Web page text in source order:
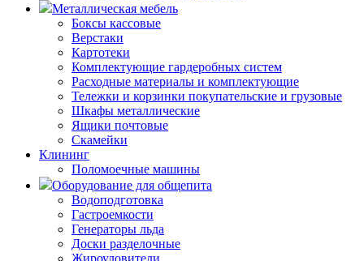
Металлическая мебель
Боксы кассовые
Верстаки
Картотеки
Комплектующие гардеробных систем
Расходные материалы и комплектующие
Тележки и корзинки покупательские и грузовые
Шкафы металлические
Ящики почтовые
Скамейки
Клининг
Поломоечные машины
Оборудование для общепита
Водоподготовка
Гастроемкости
Генераторы льда
Доски разделочные
Жироуловители